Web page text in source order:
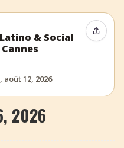
& Social
12, 2026
2026